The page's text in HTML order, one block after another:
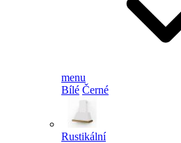
menu
Bílé Černé
Rustikální